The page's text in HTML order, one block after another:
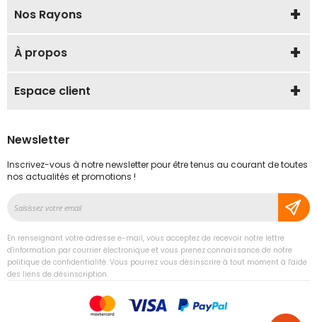
Nos Rayons
À propos
Espace client
Newsletter
Inscrivez-vous à notre newsletter pour être tenus au courant de toutes
nos actualités et promotions !
notre
lettre
d’information
:
En renseignant votre adresse e-mail, vous acceptez de recevoir notre lettre
d'information par courrier électronique et vous prenez connaissance de notre
politique de confidentialité. Vous pourrez vous désinscrire à tout moment à l'aide
des liens de désinscription.